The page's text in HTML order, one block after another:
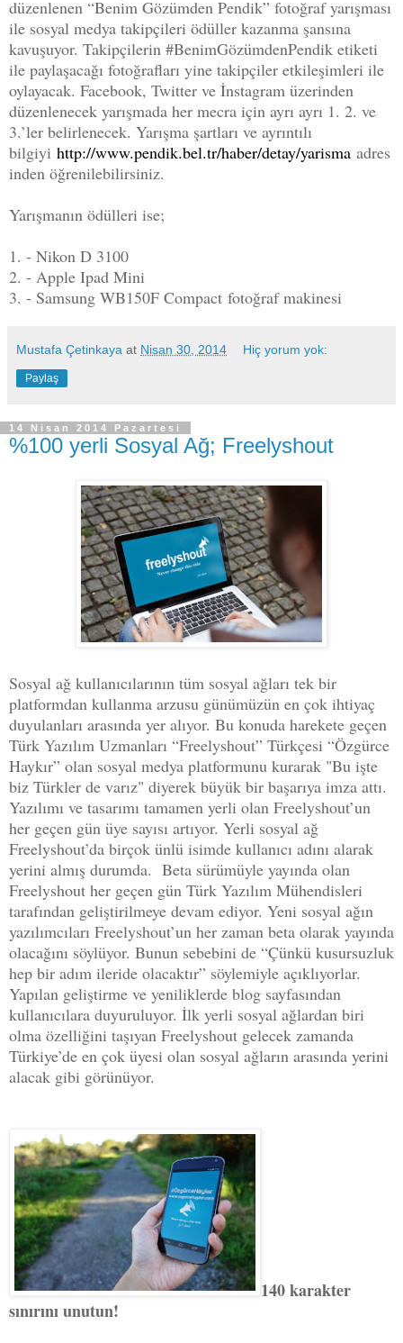
düzenlenen “Benim Gözümden Pendik” fotoğraf yarışması
ile sosyal medya takipçileri ödüller kazanma şansına
kavuşuyor. Takipçilerin #BenimGözümdenPendik etiketi
ile paylaşacağı fotoğrafları yine takipçiler etkileşimleri ile
oylayacak. Facebook, Twitter ve İnstagram üzerinden
düzenlenecek yarışmada her mecra için ayrı ayrı 1. 2. ve
3.’ler belirlenecek. Yarışma şartları ve ayrıntılı
bilgiyi http://www.pendik.bel.tr/haber/detay/yarisma adres
inden öğrenilebilirsiniz.
Yarışmanın ödülleri ise;
1. - Nikon D 3100
2. - Apple Ipad Mini
3. - Samsung WB150F Compact fotoğraf makinesi
Mustafa Çetinkaya at Nisan 30, 2014 Hiç yorum yok:
Paylaş
14 Nisan 2014 Pazartesi
%100 yerli Sosyal Ağ; Freelyshout
Sosyal ağ kullanıcılarının tüm sosyal ağları tek bir
platformdan kullanma arzusu günümüzün en çok ihtiyaç
duyulanları arasında yer alıyor. Bu konuda harekete geçen
Türk Yazılım Uzmanları “Freelyshout” Türkçesi “Özgürce
Haykır” olan sosyal medya platformunu kurarak "Bu işte
biz Türkler de varız" diyerek büyük bir başarıya imza attı.
Yazılımı ve tasarımı tamamen yerli olan Freelyshout’un
her geçen gün üye sayısı artıyor. Yerli sosyal ağ
Freelyshout’da birçok ünlü isimde kullanıcı adını alarak
yerini almış durumda. Beta sürümüyle yayında olan
Freelyshout her geçen gün Türk Yazılım Mühendisleri
tarafından geliştirilmeye devam ediyor. Yeni sosyal ağın
yazılımcıları Freelyshout’un her zaman beta olarak yayında
olacağını söylüyor. Bunun sebebini de “Çünkü kusursuzluk
hep bir adım ileride olacaktır” söylemiyle açıklıyorlar.
Yapılan geliştirme ve yeniliklerde blog sayfasından
kullanıcılara duyuruluyor. İlk yerli sosyal ağlardan biri
olma özelliğini taşıyan Freelyshout gelecek zamanda
Türkiye’de en çok üyesi olan sosyal ağların arasında yerini
alacak gibi görünüyor.
140 karakter
sınırını unutun!